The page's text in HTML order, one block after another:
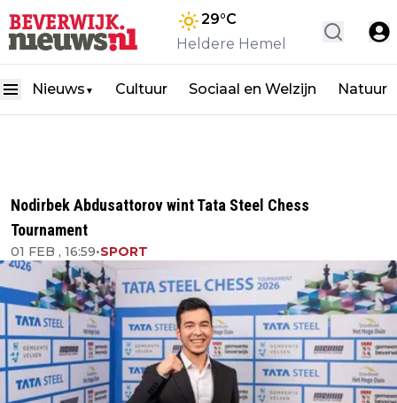
29°C
Heldere Hemel
Nieuws ▼ Cultuur Sociaal en Welzijn Natuur
Nodirbek Abdusattorov wint Tata Steel Chess
Tournament
01 FEB , 16:59•SPORT